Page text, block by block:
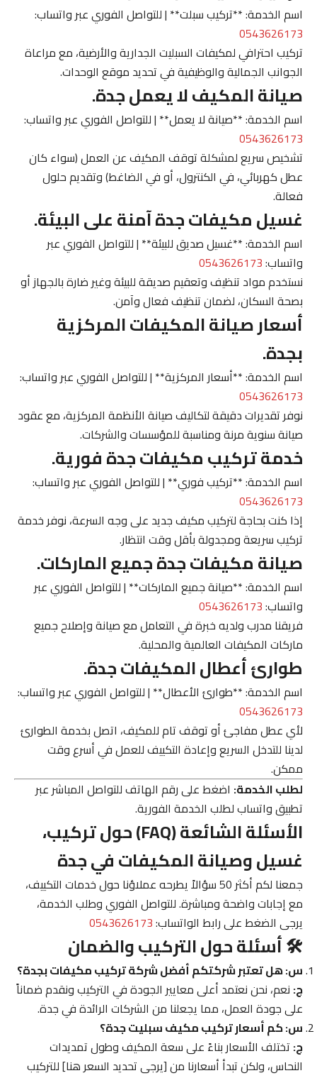
اسم الخدمة: **تركيب سبلت** | للتواصل الفوري عبر واتساب:
0543626173
تركيب احترافي لمكيفات السبليت الجدارية والأرضية، مع مراعاة
الجوانب الجمالية والوظيفية في تحديد موقع الوحدات.
صيانة المكيف لا يعمل جدة.
اسم الخدمة: **صيانة لا يعمل** | للتواصل الفوري عبر واتساب:
0543626173
تشخيص سريع لمشكلة توقف المكيف عن العمل (سواء كان
عطل كهربائي، في الكنترول، أو في الضاغط) وتقديم حلول
فعالة.
غسيل مكيفات جدة آمنة على البيئة.
اسم الخدمة: **غسيل صديق للبيئة** | للتواصل الفوري عبر
واتساب:0543626173
نستخدم مواد تنظيف وتعقيم صديقة للبيئة وغير ضارة بالجهاز أو
بصحة السكان، لضمان تنظيف فعال وآمن.
أسعار صيانة المكيفات المركزية
بجدة.
اسم الخدمة: **أسعار المركزية** | للتواصل الفوري عبر واتساب:
0543626173
نوفر تقديرات دقيقة لتكاليف صيانة الأنظمة المركزية، مع عقود
صيانة سنوية مرنة ومناسبة للمؤسسات والشركات.
خدمة تركيب مكيفات جدة فورية.
اسم الخدمة: **تركيب فوري** | للتواصل الفوري عبر واتساب:
0543626173
إذا كنت بحاجة لتركيب مكيف جديد على وجه السرعة، نوفر خدمة
تركيب سريعة ومجدولة بأقل وقت انتظار.
صيانة مكيفات جدة جميع الماركات.
اسم الخدمة: **صيانة جميع الماركات** | للتواصل الفوري عبر
واتساب:0543626173
فريقنا مدرب ولديه خبرة في التعامل مع صيانة وإصلاح جميع
ماركات المكيفات العالمية والمحلية.
طوارئ أعطال المكيفات جدة.
اسم الخدمة: **طوارئ الأعطال** | للتواصل الفوري عبر واتساب:
0543626173
لأي عطل مفاجئ أو توقف تام للمكيف، اتصل بخدمة الطوارئ
لدينا للتدخل السريع وإعادة التكييف للعمل في أسرع وقت
ممكن.
لطلب الخدمة: اضغط على رقم الهاتف للتواصل المباشر عبر
تطبيق واتساب لطلب الخدمة الفورية.
الأسئلة الشائعة (FAQ) حول تركيب،
غسيل وصيانة المكيفات في جدة
جمعنا لكم أكثر 50 سؤالاً يطرحه عملاؤنا حول خدمات التكييف،
مع إجابات واضحة ومباشرة. للتواصل الفوري وطلب الخدمة،
يرجى الضغط على رابط الواتساب:0543626173
🛠️ أسئلة حول التركيب والضمان
س: هل تعتبر شركتكم أفضل شركة تركيب مكيفات بجدة؟
ج: نعم، نحن نعتمد أعلى معايير الجودة في التركيب ونقدم ضماناً
على جودة العمل، مما يجعلنا من الشركات الرائدة في جدة.
س: كم أسعار تركيب مكيف سبليت جدة؟
ج: تختلف الأسعار بناءً على سعة المكيف وطول تمديدات
النحاس، ولكن تبدأ أسعارنا من [يرجى تحديد السعر هنا] للتركيب